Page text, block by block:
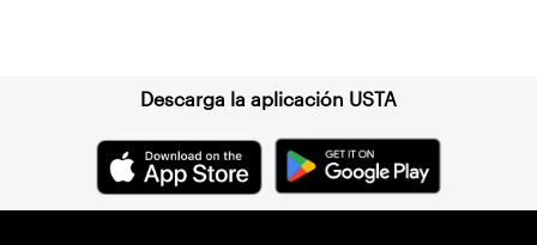
Descarga la aplicación USTA